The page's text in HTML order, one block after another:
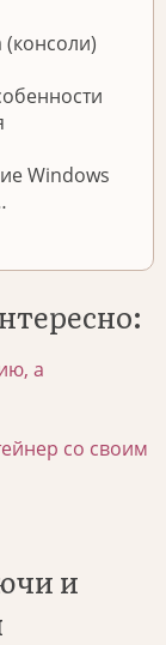
Windows
а
со своим
и